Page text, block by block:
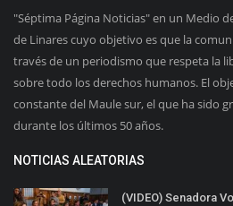
"Séptima Página Noticias" en un Medio
de Linares cuyo objetivo es que la
través de un periodismo que respeta la
sobre todo los derechos humanos. El
constante del Maule sur, el que ha sido
durante los últimos 50 años.
NOTICIAS ALEATORIAS
(VIDEO) Senadora